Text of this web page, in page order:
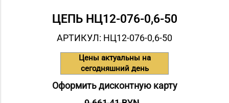
ЦЕПЬ НЦ12-076-0,6-50
АРТИКУЛ: НЦ12-076-0,6-50
Цены актуальны на
сегодняшний день
Оформить дисконтную карту